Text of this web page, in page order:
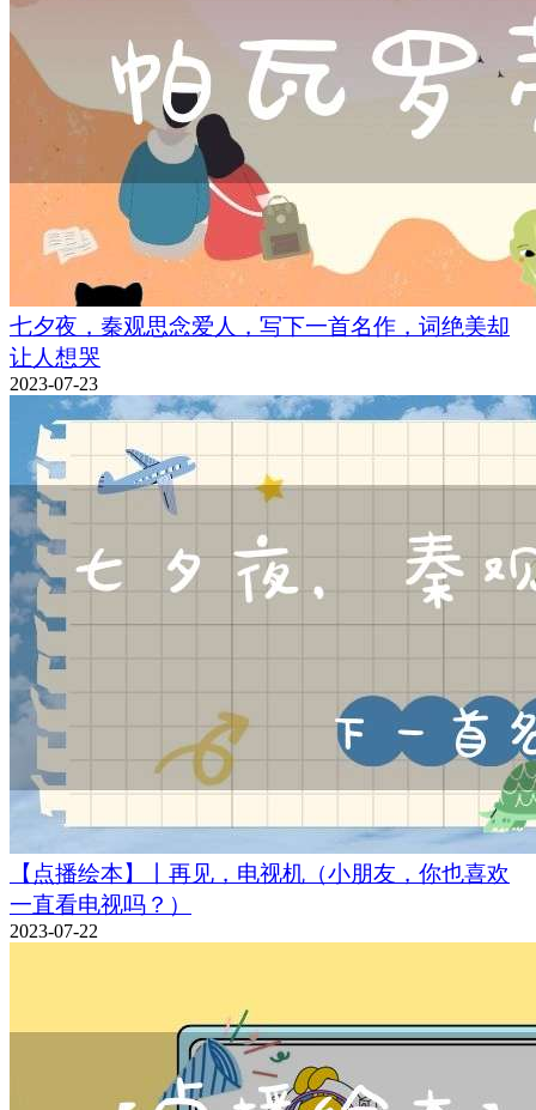
七夕夜，秦观思念爱人，写下一首名作，词绝美却
让人想哭
2023-07-23
【点播绘本】丨再见，电视机（小朋友，你也喜欢
一直看电视吗？）
2023-07-22